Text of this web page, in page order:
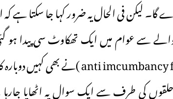
گا۔ لیکن فی الحال یہ ضرور کہا جا
سے عوام میں ایک تھکاوٹ سی پیدا ہو
کی طرف سے ایک سوال یہ اٹھایا